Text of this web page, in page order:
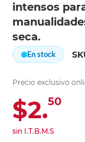
intensos
seca.
En stock
Precio exclusivo
$2.50
sin I.T.B.M.S